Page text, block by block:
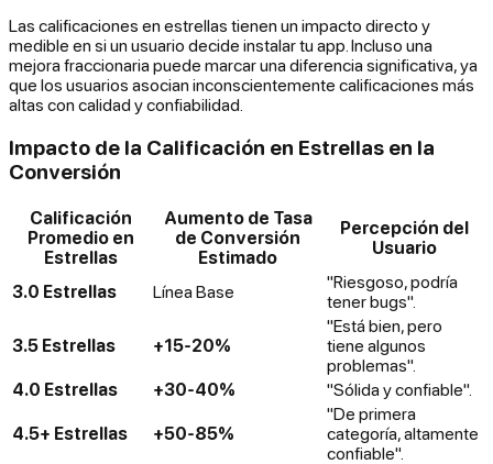
Las calificaciones en estrellas tienen un impacto directo y
medible en si un usuario decide instalar tu app. Incluso una
mejora fraccionaria puede marcar una diferencia significativa, ya
que los usuarios asocian inconscientemente calificaciones más
altas con calidad y confiabilidad.
Impacto de la Calificación en Estrellas en la
Conversión
Calificación
Promedio en
Estrellas
Aumento de Tasa
de Conversión
Estimado
Percepción del
Usuario
3.0 Estrellas Línea Base
"Riesgoso, podría
tener bugs".
3.5 Estrellas +15-20%
"Está bien, pero
tiene algunos
problemas".
4.0 Estrellas
+30-40% "Sólida y confiable".
4.5+ Estrellas +50-85%
"De primera
categoría, altamente
confiable".